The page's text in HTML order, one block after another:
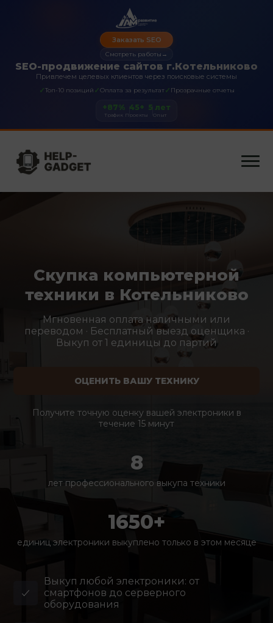
SEO-продвижение сайтов г.Котельниково
Привлечем целевых клиентов через поисковые системы
✓Топ-10 позиций ✓Оплата за результат✓ Прозрачные отчеты
Заказать SEO
Смотреть работы →
+87%
Трафик
45+
Проекты
5 лет
Опыт
Скупка компьютерной
техники в Котельниково
Мгновенная оплата наличными или
переводом · Бесплатный выезд оценщика ·
Выкуп от 1 единицы до партий
ОЦЕНИТЬ ВАШУ ТЕХНИКУ
Получите точную оценку вашей электроники в
течение 15 минут
8
лет профессионального выкупа техники
1650+
единиц электроники выкуплено только в этом месяце
Выкуп любой электроники: от
смартфонов до серверного
оборудования